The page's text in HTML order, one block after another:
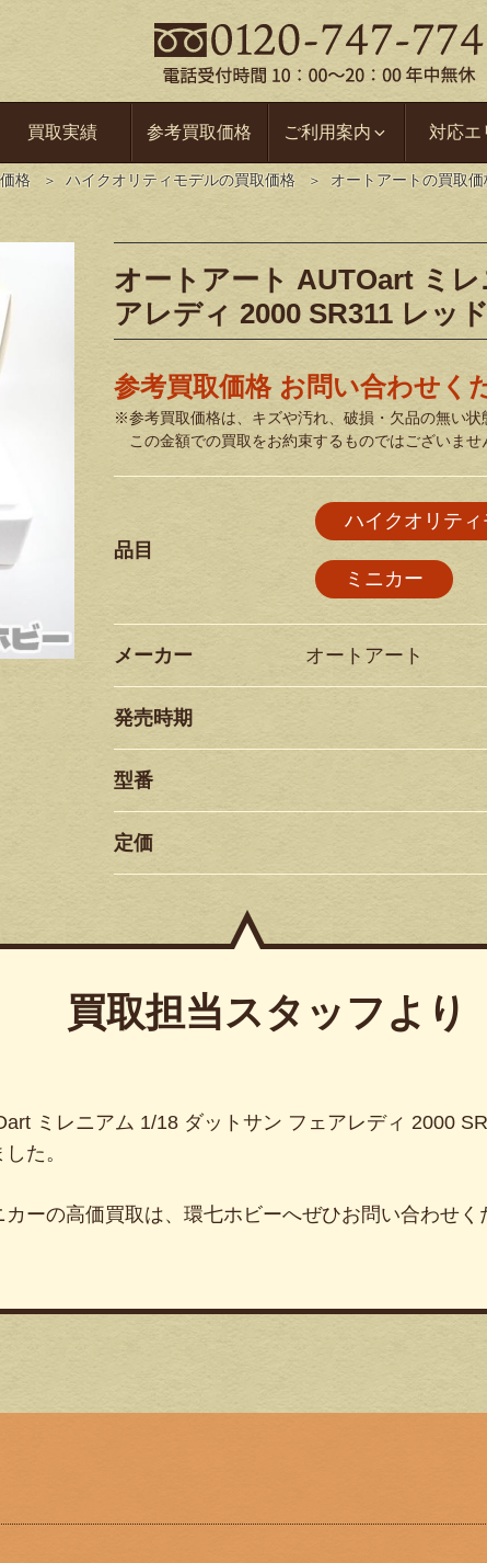
買取実績 参考買取価格 ご利用案内 対応エ
格 ハイクオリティモデルの買取価格 オートアートの買取価
オートアート AUTOart ミ
アレディ 2000 SR311 レッ
参考買取価格 お問い合わせく
※参考買取価格は、キズや汚れ、破損・欠品の無い状
この金額での買取をお約束するものではございませ
品目
ハイクオリテ
ミニカー
メーカー オートアート
発売時期
型番
定価
買取担当スタッフより
ミレニアム 1/18 ダットサン フェアレディ 2000
た。
ーの高価買取は、環七ホビーへぜひお問い合わせく